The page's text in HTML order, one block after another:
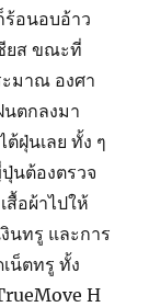
ร้อนอบอ้าว
ยส ขณะที่
มาณ องศา
นตกลงมา
ฝุ่นเลย ทั้ง ๆ
นต้องตรวจ
สื้อผ้าไปให้
นทรู และการ
น็ตทรู ทั้ง
H